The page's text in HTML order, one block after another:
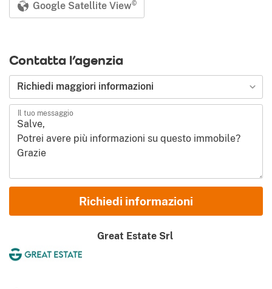
Google Satellite View©
Contatta l’agenzia
Tipologia di richiesta
Richiedi maggiori informazioni
Il tuo messaggio
Nome e CognomeRichiedi informazioni
Great Estate Srl